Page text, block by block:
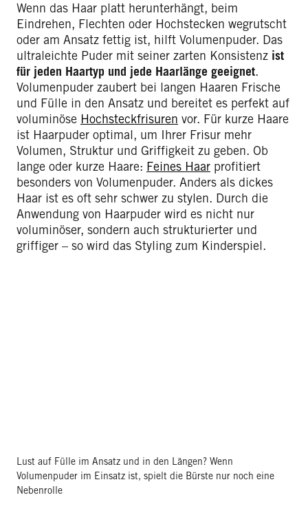
Wenn das Haar platt herunterhängt, beim
Eindrehen, Flechten oder Hochstecken wegrutscht
oder am Ansatz fettig ist, hilft Volumenpuder. Das
ultraleichte Puder mit seiner zarten Konsistenz ist
für jeden Haartyp und jede Haarlänge geeignet.
Volumenpuder zaubert bei langen Haaren Frische
und Fülle in den Ansatz und bereitet es perfekt auf
voluminöse Hochsteckfrisuren vor. Für kurze Haare
ist Haarpuder optimal, um Ihrer Frisur mehr
Volumen, Struktur und Griffigkeit zu geben. Ob
lange oder kurze Haare: Feines Haar profitiert
besonders von Volumenpuder. Anders als dickes
Haar ist es oft sehr schwer zu stylen. Durch die
Anwendung von Haarpuder wird es nicht nur
voluminöser, sondern auch strukturierter und
griffiger – so wird das Styling zum Kinderspiel.
Lust auf Fülle im Ansatz und in den Längen? Wenn
Volumenpuder im Einsatz ist, spielt die Bürste nur noch eine
Nebenrolle